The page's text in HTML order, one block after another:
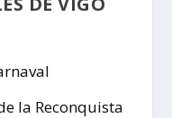
la Reconquista